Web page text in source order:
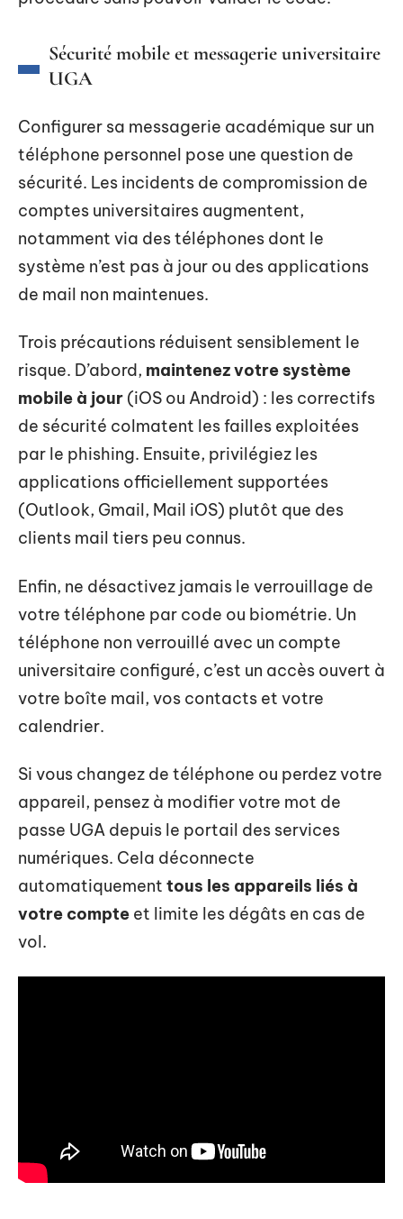
Sécurité mobile et messagerie universitaire
UGA
Configurer sa messagerie académique sur un
téléphone personnel pose une question de
sécurité. Les incidents de compromission de
comptes universitaires augmentent,
notamment via des téléphones dont le
système n’est pas à jour ou des applications
de mail non maintenues.
Trois précautions réduisent sensiblement le
risque. D’abord, maintenez votre système
mobile à jour (iOS ou Android) : les correctifs
de sécurité colmatent les failles exploitées
par le phishing. Ensuite, privilégiez les
applications officiellement supportées
(Outlook, Gmail, Mail iOS) plutôt que des
clients mail tiers peu connus.
Enfin, ne désactivez jamais le verrouillage de
votre téléphone par code ou biométrie. Un
téléphone non verrouillé avec un compte
universitaire configuré, c’est un accès ouvert à
votre boîte mail, vos contacts et votre
calendrier.
Si vous changez de téléphone ou perdez votre
appareil, pensez à modifier votre mot de
passe UGA depuis le portail des services
numériques. Cela déconnecte
automatiquement tous les appareils liés à
votre compte et limite les dégâts en cas de
vol.